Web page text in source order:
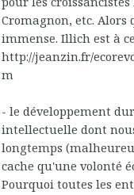
Cromagnon, etc. Alors
immense. Illich est à
http://jeanzin.fr/
m
- le développement
intellectuelle dont
longtemps
cache qu'une volonté
Pourquoi toutes les